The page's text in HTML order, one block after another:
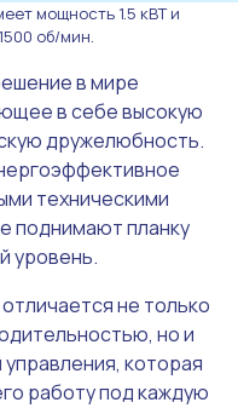
мощность 1.5 кВТ и
об/мин.
в мире
в себе высокую
дружелюбность.
техническими
поднимают планку
уровень.
не только
но и
которая
работу под каждую